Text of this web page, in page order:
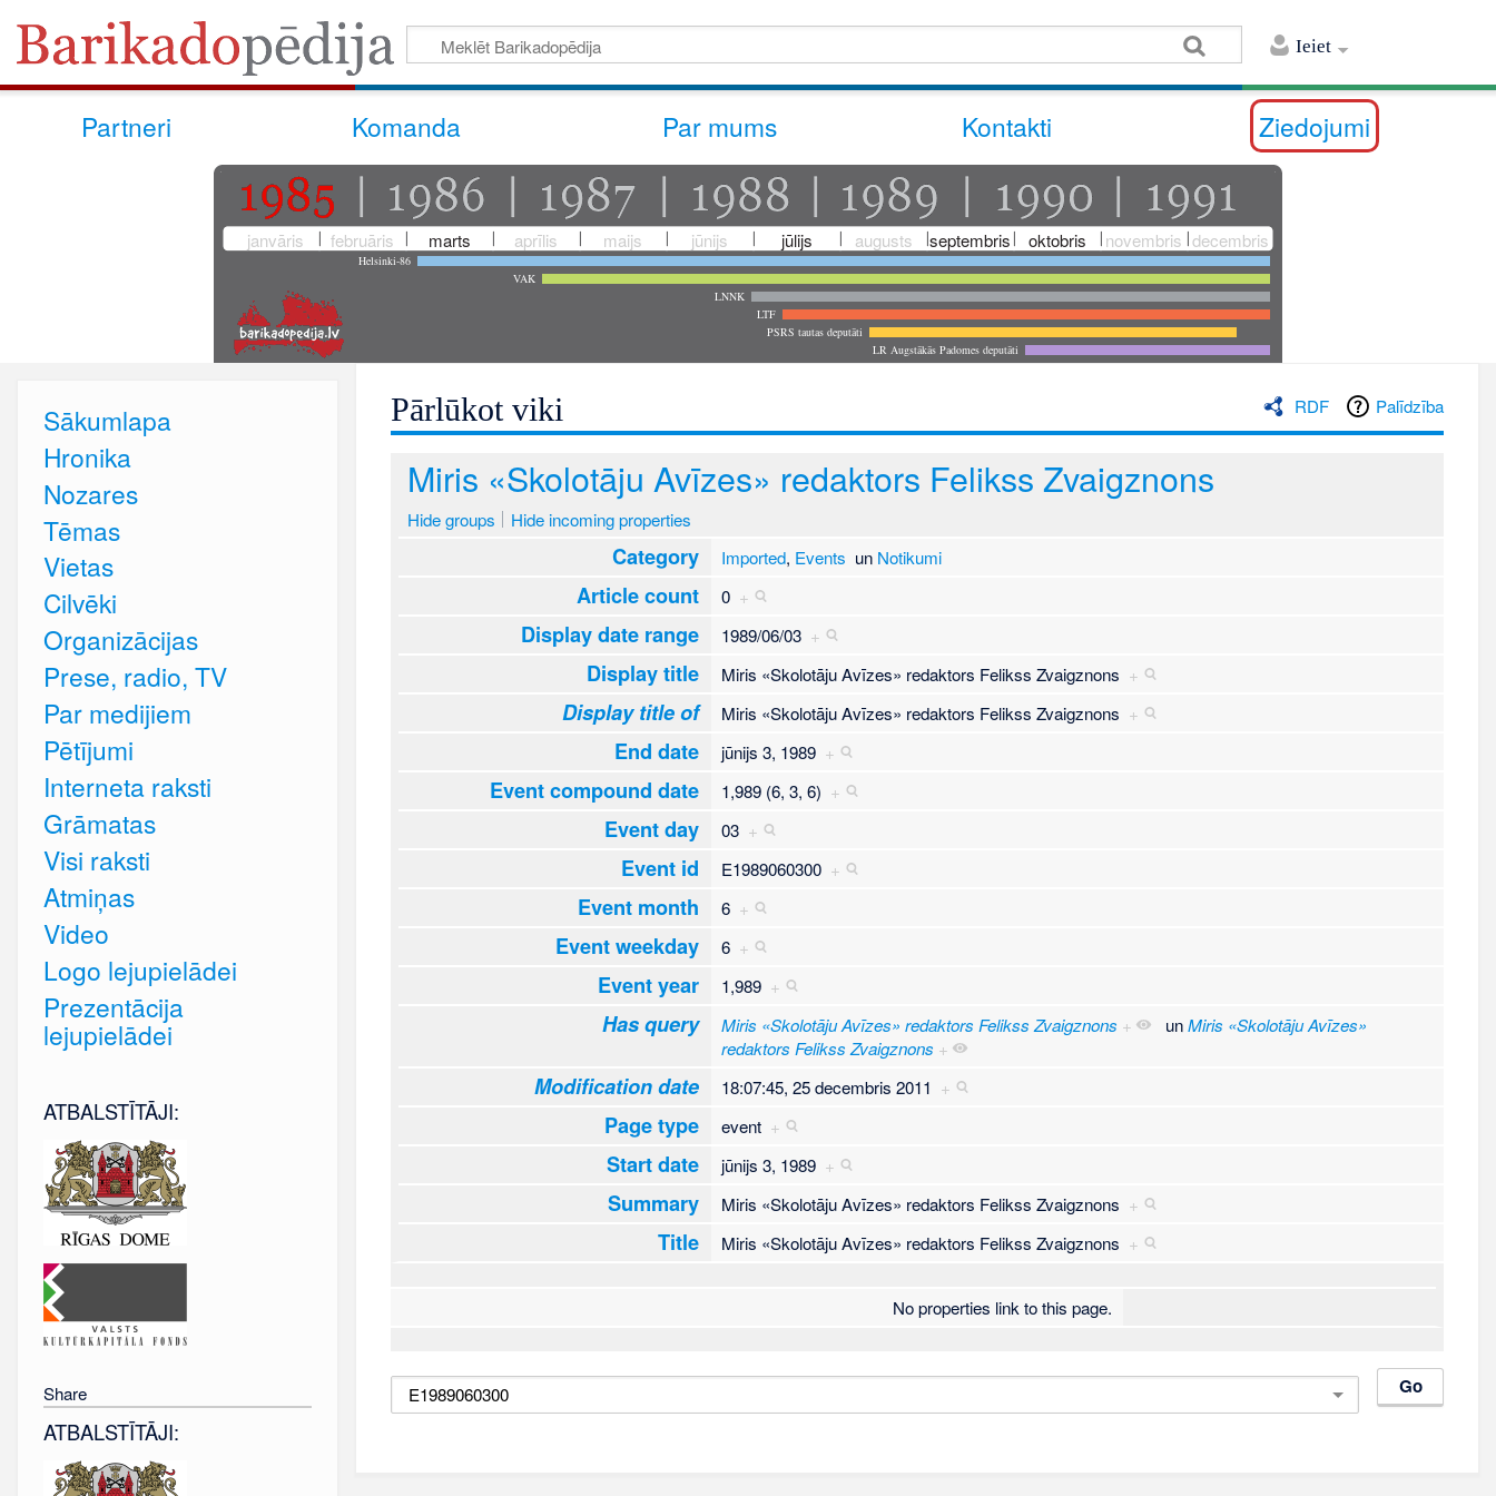
Ieiet
Partneri Komanda Par mums Kontakti Ziedojumi
janvāris februāris marts aprīlis maijs jūnijs jūlijs augusts septembris oktobris novembris decembris
Helsinki-86
VAK
LNNK
LTF
PSRS tautas deputāti
LR Augstākās Padomes deputāti
RDF Palīdzība
Pārlūkot viki
Miris «Skolotāju Avīzes» redaktors Felikss Zvaigznons
Hide groups Hide incoming properties
Category Imported, Events un Notikumi
Article count 0 +
Display date range 1989/06/03 +
Display title Miris «Skolotāju Avīzes» redaktors Felikss Zvaigznons +
Display title of Miris «Skolotāju Avīzes» redaktors Felikss Zvaigznons +
End date jūnijs 3, 1989 +
Event compound date 1,989 (6, 3, 6) +
Event day 03 +
Event id E1989060300 +
Event month 6 +
Event weekday 6 +
Event year 1,989 +
Has query Miris «Skolotāju Avīzes» redaktors Felikss Zvaigznons + unMiris «Skolotāju Avīzes»
redaktors Felikss Zvaigznons +
Modification date 18:07:45, 25 decembris 2011 +
Page type event +
Start date jūnijs 3, 1989 +
Summary Miris «Skolotāju Avīzes» redaktors Felikss Zvaigznons +
Title Miris «Skolotāju Avīzes» redaktors Felikss Zvaigznons +
No properties link to this page.
Sākumlapa
Hronika
Nozares
Tēmas
Vietas
Cilvēki
Organizācijas
Prese, radio, TV
Par medijiem
Pētījumi
Interneta raksti
Grāmatas
Visi raksti
Atmiņas
Video
Logo lejupielādei
Prezentācija
lejupielādei
ATBALSTĪTĀJI:
Share
ATBALSTĪTĀJI: